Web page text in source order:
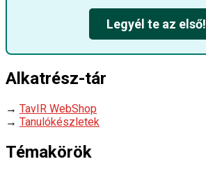
Legyél te az első!
Alkatrész-tár
→ TavIR WebShop
→ Tanulókészletek
Témakörök